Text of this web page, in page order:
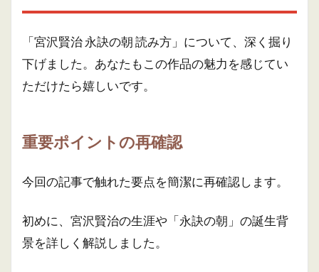
「宮沢賢治 永訣の朝 読み方」について、深く掘り
下げました。あなたもこの作品の魅力を感じてい
ただけたら嬉しいです。
重要ポイントの再確認
今回の記事で触れた要点を簡潔に再確認します。
初めに、宮沢賢治の生涯や「永訣の朝」の誕生背
景を詳しく解説しました。